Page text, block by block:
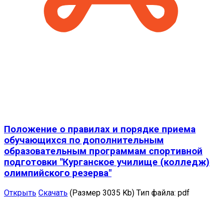
Положение о правилах и порядке приема
обучающихся по дополнительным
образовательным программам спортивной
подготовки "Курганское училище (колледж)
олимпийского резерва"
Открыть Скачать (Размер 3035 Kb) Тип файла: pdf